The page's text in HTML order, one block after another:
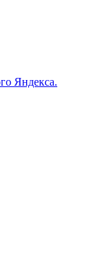
Яндекса.